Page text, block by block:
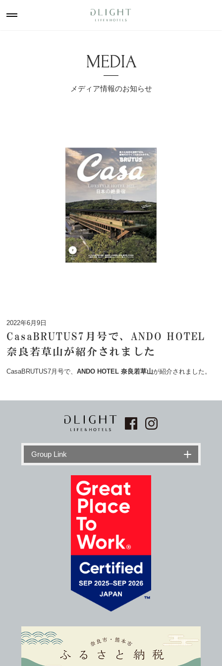
MEDIA
メディア情報のお知らせ
2022年6月9日
CasaBRUTUS7月号で、ANDO HOTEL
奈良若草山が紹介されました
CasaBRUTUS7月号で、ANDO HOTEL 奈良若草山が紹介されました。
Group Link